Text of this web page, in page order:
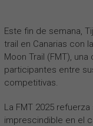
Este fin de semana,
trail en Canarias con
Moon Trail (FMT),
participantes entre
competitivas.
La FMT 2025
imprescindible en el